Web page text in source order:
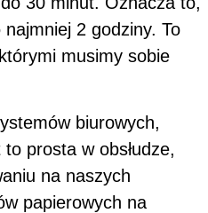
2 godziny. To
musimy sobie
biurowych,
prosta w obsłudze,
na naszych
papierowych na